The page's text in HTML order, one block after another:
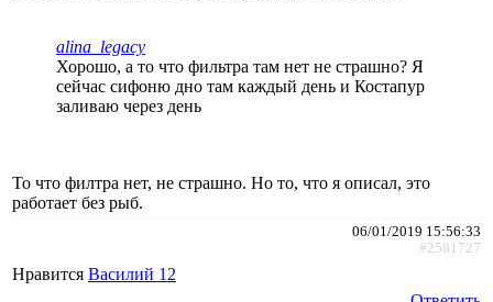
alina_legacy
Хорошо, а то что фильтра там нет не страшно? Я
сейчас сифоню дно там каждый день и Костапур
заливаю через день
То что филтра нет, не страшно. Но то, что я описал, это
работает без рыб.
06/01/2019 15:56:33
#2581727
Нравится Василий 12